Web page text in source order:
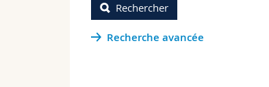
Rechercher
Recherche avancée